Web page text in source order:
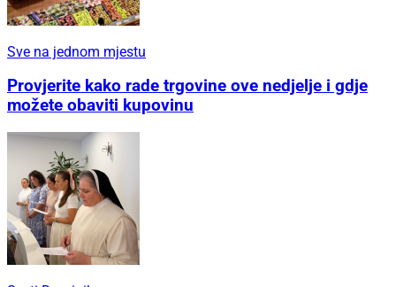
Sve na jednom mjestu
Provjerite kako rade trgovine ove nedjelje i gdje
možete obaviti kupovinu